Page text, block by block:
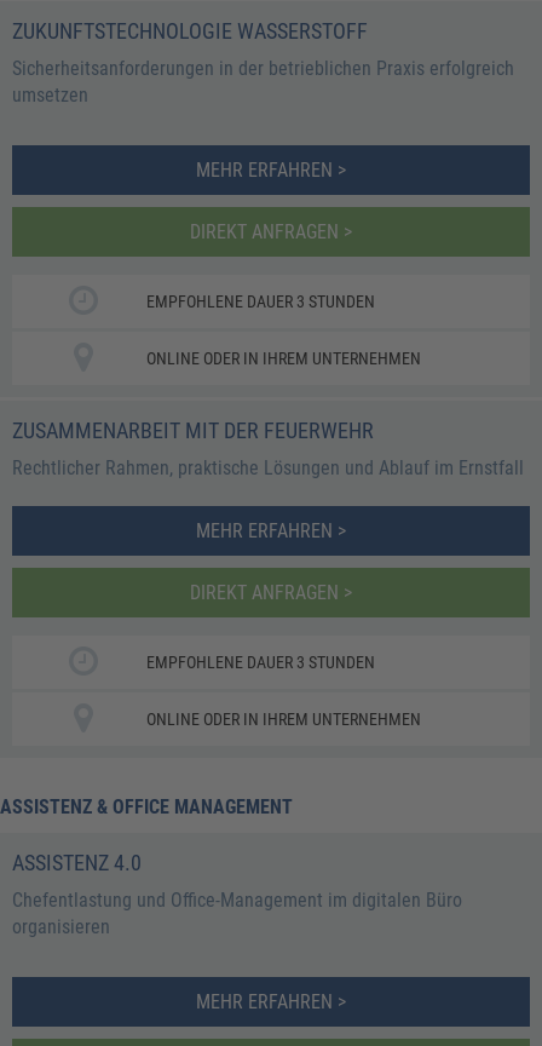
ZUKUNFTSTECHNOLOGIE WASSERSTOFF
Sicherheitsanforderungen in der betrieblichen Praxis erfolgreich
umsetzen
MEHR ERFAHREN >
DIREKT ANFRAGEN >
EMPFOHLENE DAUER 3 STUNDEN
ONLINE ODER IN IHREM UNTERNEHMEN
ZUSAMMENARBEIT MIT DER FEUERWEHR
Rechtlicher Rahmen, praktische Lösungen und Ablauf im Ernstfall
MEHR ERFAHREN >
DIREKT ANFRAGEN >
EMPFOHLENE DAUER 3 STUNDEN
ONLINE ODER IN IHREM UNTERNEHMEN
ASSISTENZ & OFFICE MANAGEMENT
ASSISTENZ 4.0
Chefentlastung und Office-Management im digitalen Büro
organisieren
MEHR ERFAHREN >